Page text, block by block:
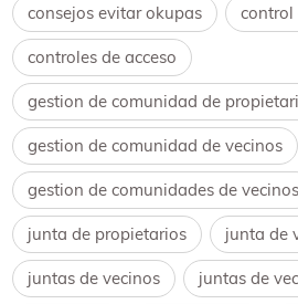
consejos evitar okupas control
controles de acceso
gestion de comunidad de
gestion de comunidad de vecinos
gestion de comunidades de vecinos
junta de propietarios junta de
juntas de vecinos juntas de